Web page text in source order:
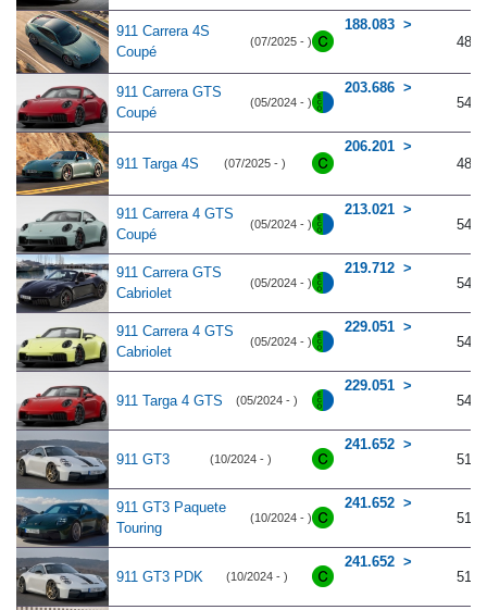
911 Carrera 4S
Coupé
(07/2025 - )
188.083
480
911 Carrera GTS
Coupé
(05/2024 - )
203.686
541
911 Targa 4S (07/2025 - )
206.201
480
911 Carrera 4 GTS
Coupé
(05/2024 - )
213.021
541
911 Carrera GTS
Cabriolet
(05/2024 - )
219.712
541
911 Carrera 4 GTS
Cabriolet
(05/2024 - )
229.051
541
911 Targa 4 GTS (05/2024 - )
229.051
541
911 GT3 (10/2024 - )
241.652
510
911 GT3 Paquete
Touring
(10/2024 - )
241.652
510
911 GT3 PDK (10/2024 - )
241.652
510